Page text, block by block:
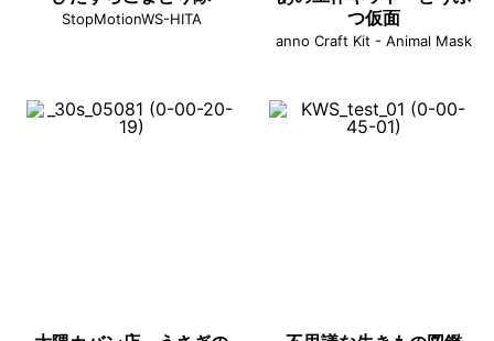
StopMotionWS-HITA
つ仮面
anno Craft Kit - Animal Mask